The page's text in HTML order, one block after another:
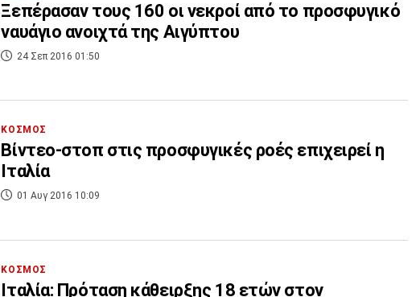
Ξεπέρασαν τους 160 οι νεκροί από το προσφυγικό
ναυάγιο ανοιχτά της Αιγύπτου
24 Σεπ 2016 01:50
ΚΟΣΜΟΣ
Βίντεο-στοπ στις προσφυγικές ροές επιχειρεί η
Ιταλία
01 Αυγ 2016 10:09
ΚΟΣΜΟΣ
Ιταλία: Πρόταση κάθειρξης 18 ετών στον